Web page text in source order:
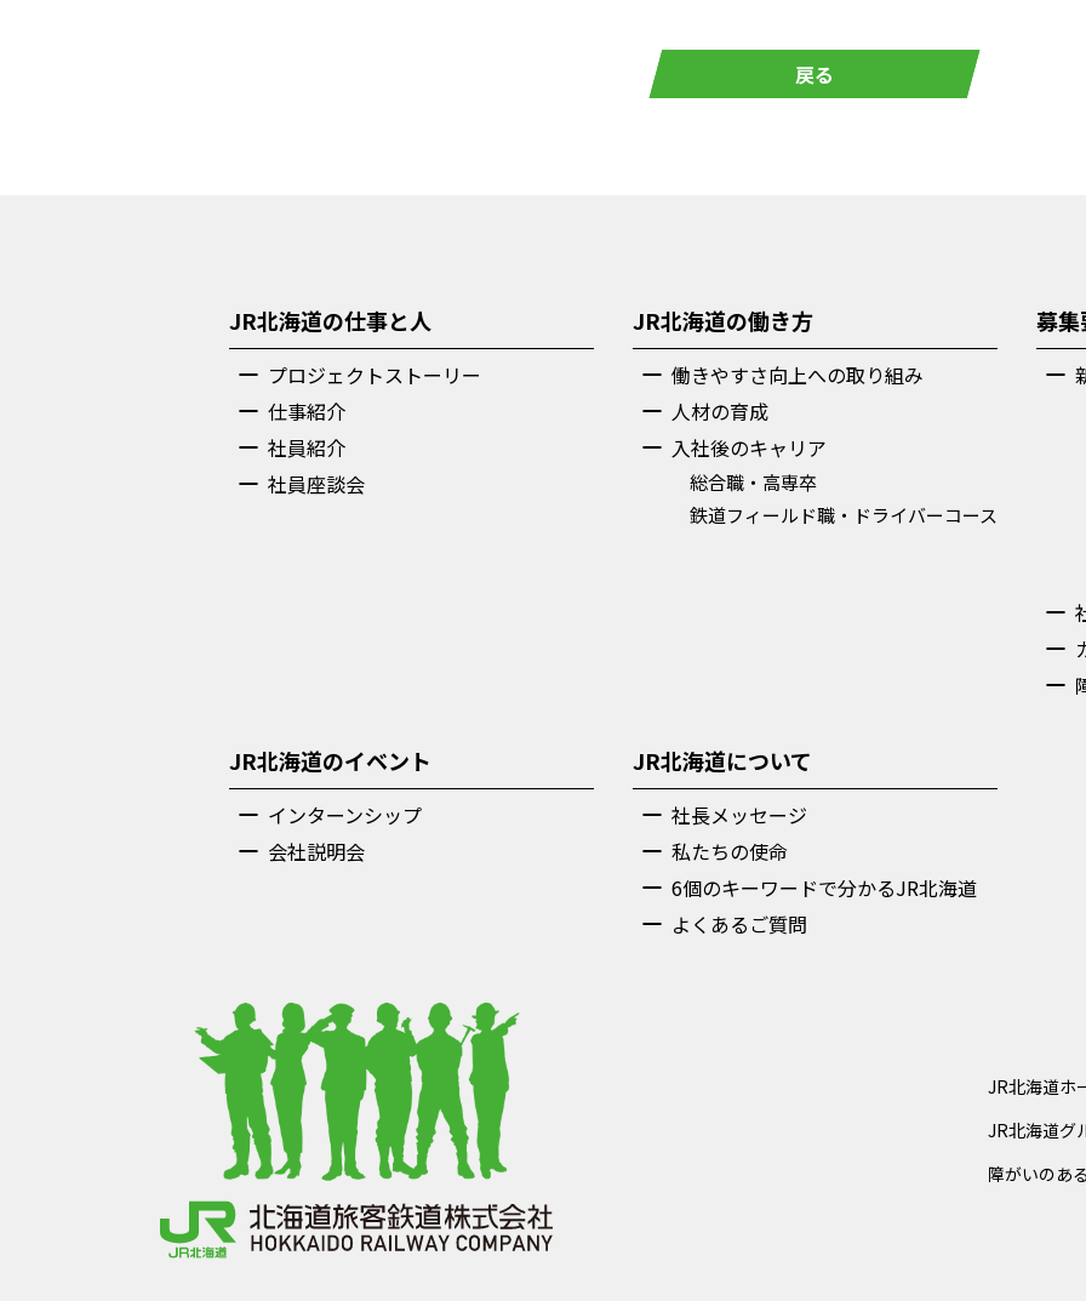
戻る
JR北海道の仕事と人
プロジェクトストーリー
仕事紹介
社員紹介
社員座談会
JR北海道の働き方
働きやすさ向上への取り組み
人材の育成
入社後のキャリア
総合職・高専卒
鉄道フィールド職・ドライバーコース
募集
JR北海道のイベント
インターンシップ
会社説明会
JR北海道について
社長メッセージ
私たちの使命
6個のキーワードで分かるJR北海道
よくあるご質問
JR北海道ホ
JR北海道グ
障がいのあ